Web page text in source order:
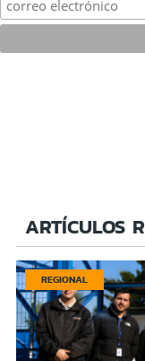
ARTÍCULOS
REGIONAL